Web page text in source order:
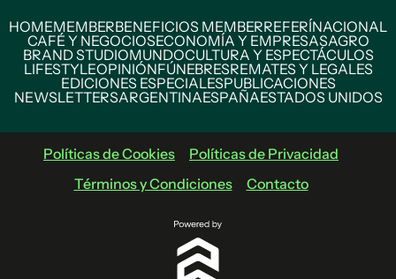
HOMEMEMBERBENEFICIOS MEMBERREFERÍNACIONAL
CAFÉ Y NEGOCIOSECONOMÍA Y EMPRESASAGRO
BRAND STUDIOMUNDOCULTURA Y ESPECTÁCULOS
LIFESTYLEOPINIÓNFÚNEBRESREMATES Y LEGALES
EDICIONES ESPECIALESPUBLICACIONES
NEWSLETTERSARGENTINAESPAÑAESTADOS UNIDOS
Políticas de Cookies
Políticas de Privacidad
Términos y Condiciones
Contacto